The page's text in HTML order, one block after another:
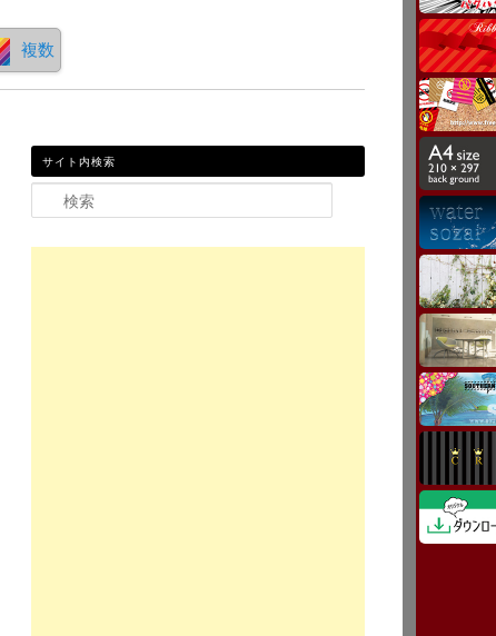
複数
サイト内検索